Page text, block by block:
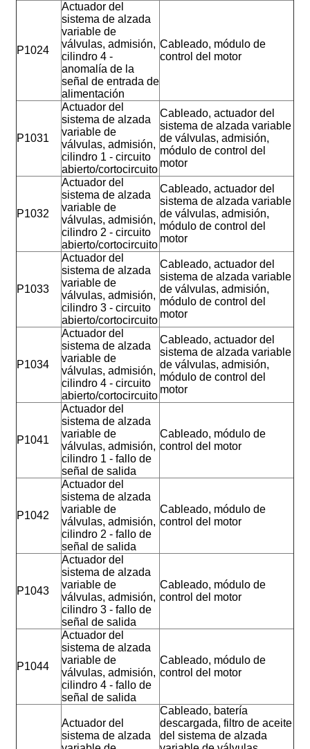
P1024
Actuador del
sistema de alzada
variable de
válvulas, admisión,
cilindro 4 -
anomalía de la
señal de entrada de
alimentación
Cableado, módulo de
control del motor
P1031
Actuador del
sistema de alzada
variable de
válvulas, admisión,
cilindro 1 - circuito
abierto/cortocircuito
Cableado, actuador del
sistema de alzada variable
de válvulas, admisión,
módulo de control del
motor
P1032
Actuador del
sistema de alzada
variable de
válvulas, admisión,
cilindro 2 - circuito
abierto/cortocircuito
Cableado, actuador del
sistema de alzada variable
de válvulas, admisión,
módulo de control del
motor
P1033
Actuador del
sistema de alzada
variable de
válvulas, admisión,
cilindro 3 - circuito
abierto/cortocircuito
Cableado, actuador del
sistema de alzada variable
de válvulas, admisión,
módulo de control del
motor
P1034
Actuador del
sistema de alzada
variable de
válvulas, admisión,
cilindro 4 - circuito
abierto/cortocircuito
Cableado, actuador del
sistema de alzada variable
de válvulas, admisión,
módulo de control del
motor
P1041
Actuador del
sistema de alzada
variable de
válvulas, admisión,
cilindro 1 - fallo de
señal de salida
Cableado, módulo de
control del motor
P1042
Actuador del
sistema de alzada
variable de
válvulas, admisión,
cilindro 2 - fallo de
señal de salida
Cableado, módulo de
control del motor
P1043
Actuador del
sistema de alzada
variable de
válvulas, admisión,
cilindro 3 - fallo de
señal de salida
Cableado, módulo de
control del motor
P1044
Actuador del
sistema de alzada
variable de
válvulas, admisión,
cilindro 4 - fallo de
señal de salida
Cableado, módulo de
control del motor
Actuador del
sistema de alzada
Cableado, batería
descargada, filtro de aceite
del sistema de alzada